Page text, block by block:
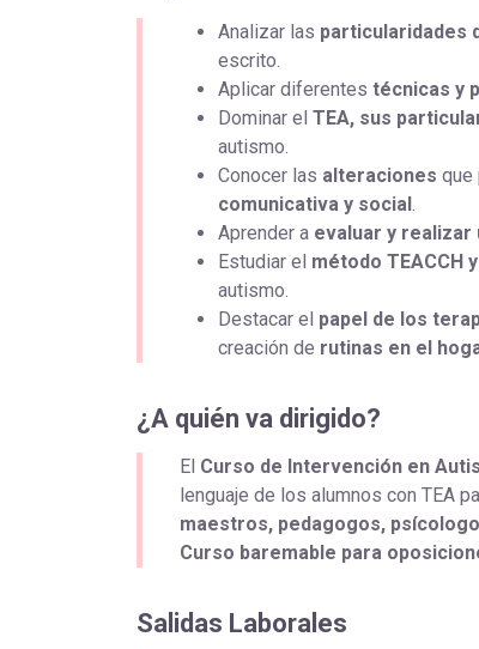
Analizar las particularidades
escrito.
Aplicar diferentes técnicas y
Dominar el TEA, sus
autismo.
Conocer las alteraciones que
comunicativa y social.
Aprender a evaluar y realizar
Estudiar el método TEACCH
autismo.
Destacar el papel de los
creación de rutinas en el
¿A quién va dirigido?
El Curso de Intervención en
lenguaje de los alumnos con TEA
maestros, pedagogos,
Curso baremable para
Salidas Laborales